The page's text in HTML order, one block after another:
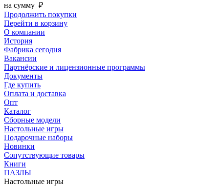
на сумму ₽
Продолжить покупки
Перейти в корзину
О компании
История
Фабрика сегодня
Вакансии
Партнёрские и лицензионные программы
Документы
Где купить
Оплата и доставка
Опт
Каталог
Сборные модели
Настольные игры
Подарочные наборы
Новинки
Сопутствующие товары
Книги
ПАЗЛЫ
Настольные игры